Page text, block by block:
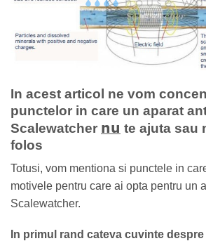
In acest articol ne vom
punctelor in care un aparat
Scalewatcher nu te ajuta sau
folos
Totusi, vom mentiona si punctele in
motivele pentru care ai opta pentru un
Scalewatcher.
In primul rand cateva cuvinte